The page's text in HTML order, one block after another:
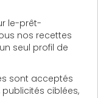
le-prêt-
nos recettes
seul profil de
sont acceptés
ciblées,